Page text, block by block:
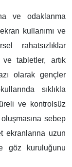
ve odaklanma
kullanımı ve
rahatsızlıklar
ve tabletler, artık
olarak gençler
sıklıkla
ve kontrolsüz
sebep
ekranlarına uzun
göz kuruluğunu